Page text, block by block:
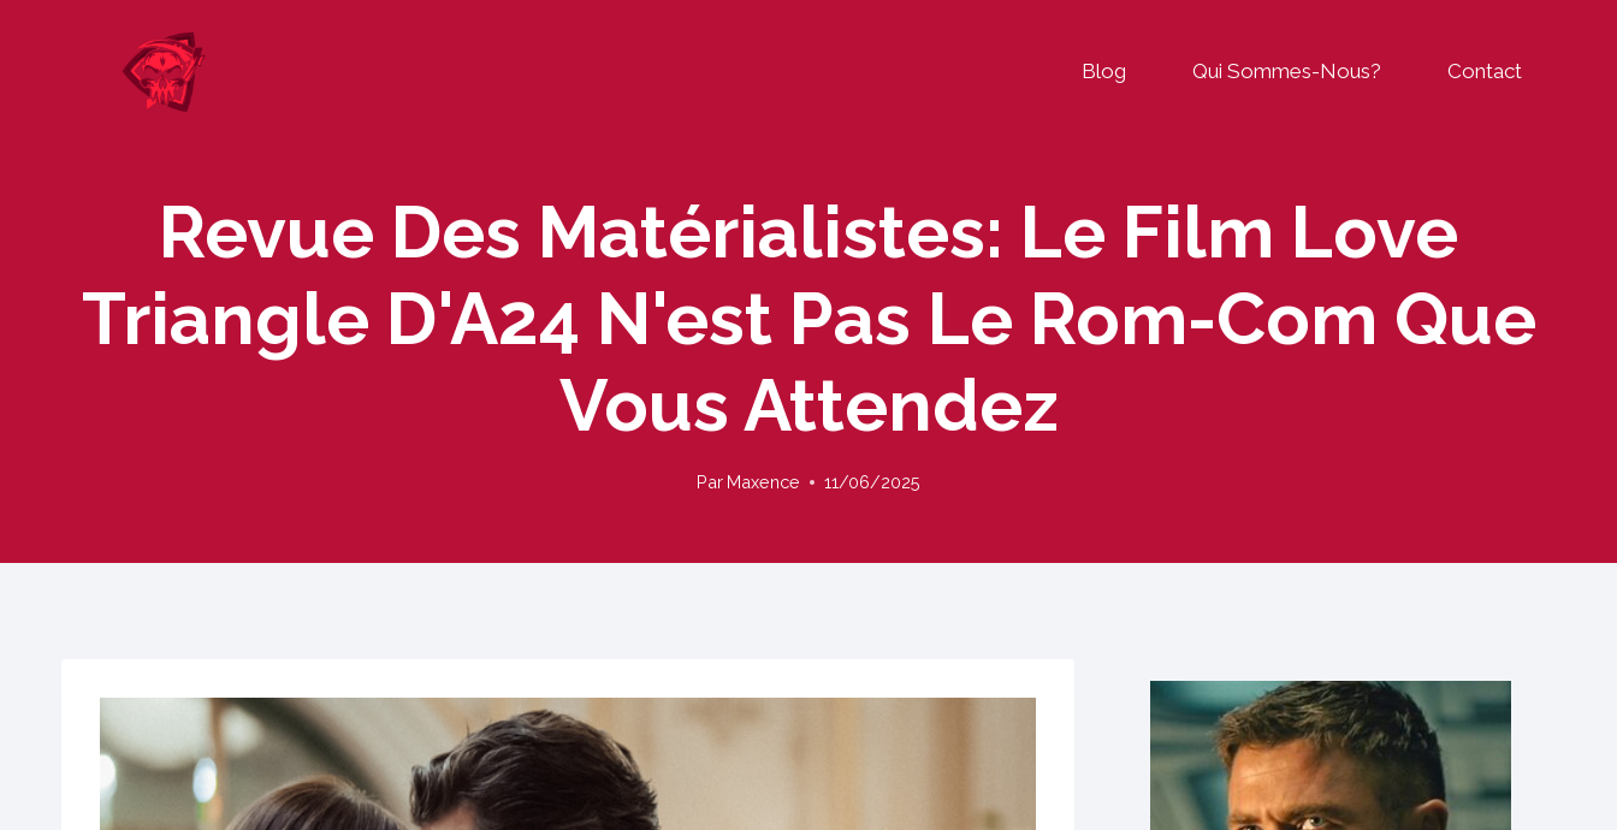
Blog Qui Sommes-Nous? Contact
Revue Des Matérialistes: Le Film Love
Triangle D'A24 N'est Pas Le Rom-Com Que
Vous Attendez
Par Maxence 11/06/2025